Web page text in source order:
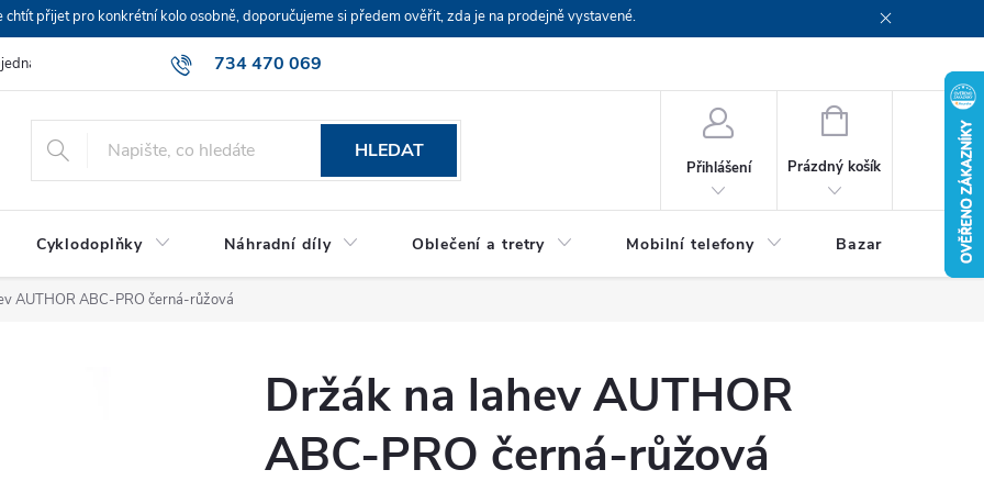
přijet pro konkrétní kolo osobně, doporučujeme si předem ověřit, zda je na prodejně vystavené.
734 470 069
HLEDAT
Přihlášení
NÁKUPNÍ
Prázdný košík
Cyklodoplňky Náhradní díly Oblečení a tretry Mobilní telefony Bazar Servis
AUTHOR ABC-PRO černá-růžová
Držák na lahev AUTHOR
ABC-PRO černá-růžová